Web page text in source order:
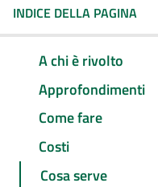
INDICE DELLA PAGINA
A chi è rivolto
Approfondimenti
Come fare
Costi
Cosa serve